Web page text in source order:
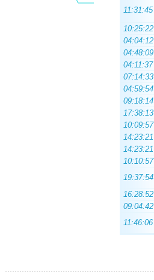
11:31:45
10:25:22
04:04:12
04:48:09
04:11:37
07:14:33
04:59:54
09:18:14
17:38:13
10:09:57
14:23:21
14:23:21
10:10:57
19:37:54
16:28:52
09:04:42
11:46:06